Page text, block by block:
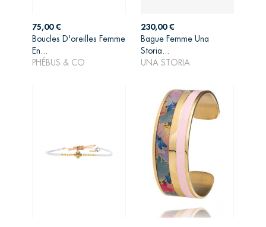
Prix
75,00 €
Boucles D'oreilles Femme
En...
PHÉBUS & CO
AJOUTER AU
Prix
230,00 €
Bague Femme Una
Storia...
UNA STORIA
AJOUTER AU